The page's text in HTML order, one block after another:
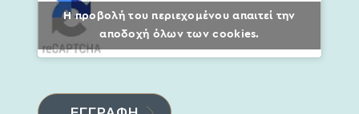
Η προβολή του περιεχομένου απαιτεί την
αποδοχή όλων των cookies.